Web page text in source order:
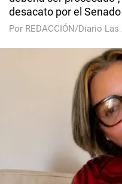
desacato por el Senado
Por REDACCIÓN/Diario